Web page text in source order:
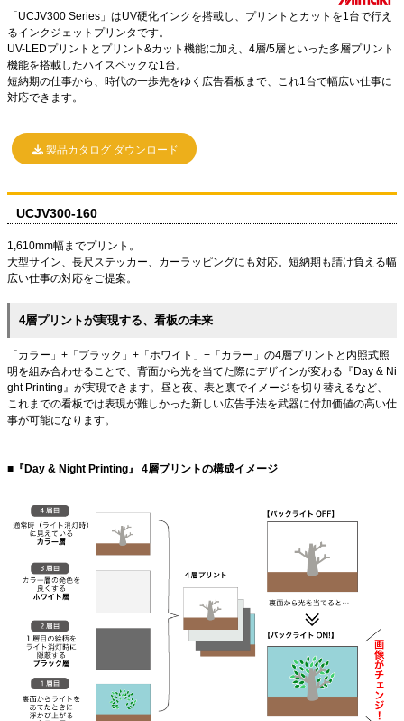
「UCJV300 Series」はUV硬化インクを搭載し、プリントとカットを1台で行え
るインクジェットプリンタです。
UV-LEDプリントとプリント&カット機能に加え、4層/5層といった多層プリント
機能を搭載したハイスペックな1台。
短納期の仕事から、時代の一歩先をゆく広告看板まで、これ1台で幅広い仕事に
対応できます。
製品カタログ ダウンロード
UCJV300-160
1,610mm幅までプリント。
大型サイン、長尺ステッカー、カーラッピングにも対応。短納期も請け負える幅
広い仕事の対応をご提案。
4層プリントが実現する、看板の未来
「カラー」+「ブラック」+「ホワイト」+「カラー」の4層プリントと内照式照
明を組み合わせることで、背面から光を当てた際にデザインが変わる『Day & Ni
ght Printing』が実現できます。昼と夜、表と裏でイメージを切り替えるなど、
これまでの看板では表現が難しかった新しい広告手法を武器に付加価値の高い仕
事が可能になります。
■『Day & Night Printing』 4層プリントの構成イメージ